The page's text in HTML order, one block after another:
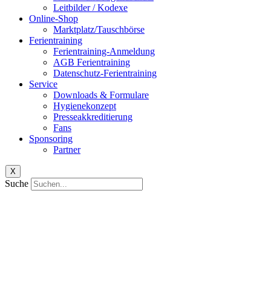
Leitbilder / Kodexe
Online-Shop
Marktplatz/Tauschbörse
Ferientraining
Ferientraining-Anmeldung
AGB Ferientraining
Datenschutz-Ferientraining
Service
Downloads & Formulare
Hygienekonzept
Presseakkreditierung
Fans
Sponsoring
Partner
X
Suche